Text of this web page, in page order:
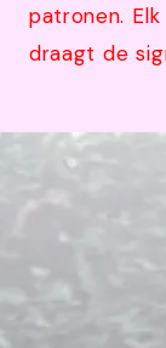
patronen.
draagt de